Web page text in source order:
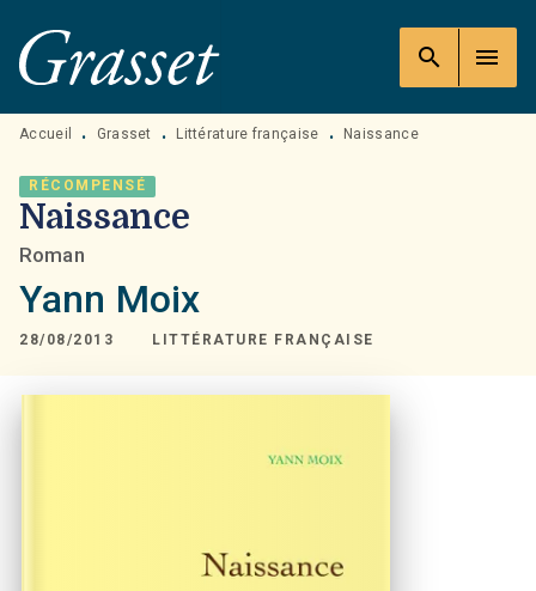
MENU RECHERCHE
PIED DE PAGE
search menu
Accueil • Grasset • Littérature française • Naissance
RÉCOMPENSÉ
Naissance
Roman
Yann Moix
28/08/2013 LITTÉRATURE FRANÇAISE